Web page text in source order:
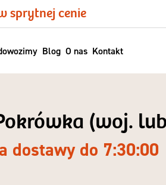
sprytnej cenie
Blog O nas Kontakt
(woj.
dostawy do 7:30:00